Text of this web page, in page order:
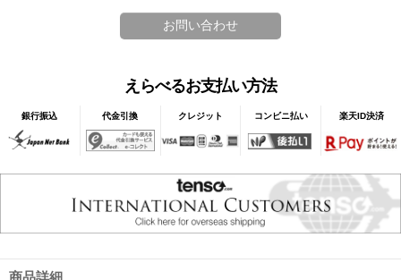
えらべるお支払い方法
銀行振込 代金引換 クレジット コンビニ払い 楽天ID決済